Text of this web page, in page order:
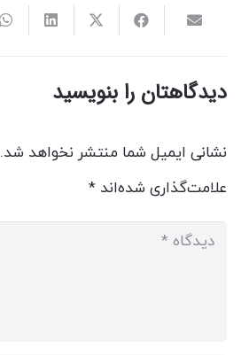
دیدگاهتان را بنویسید
نشانی ایمیل شما منتشر نخواهد شد.
علامت‌گذاری شده‌اند*